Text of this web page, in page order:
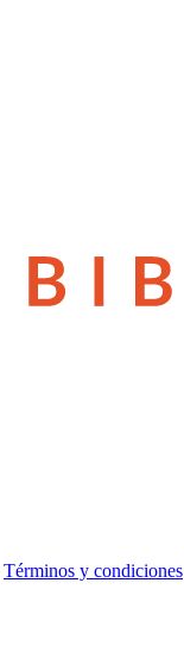
Términos y condiciones